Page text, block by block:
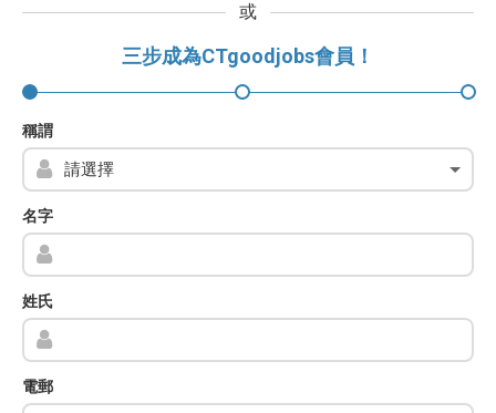
或
三步成為CTgoodjobs會員！
稱謂
名字
姓氏
電郵